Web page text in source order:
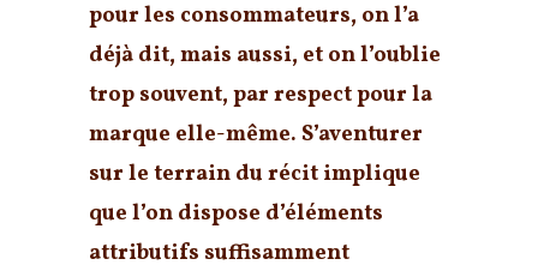
pour les consommateurs, on l’a
déjà dit, mais aussi, et on l’oublie
trop souvent, par respect pour la
marque elle-même. S’aventurer
sur le terrain du récit implique
que l’on dispose d’éléments
attributifs suffisamment